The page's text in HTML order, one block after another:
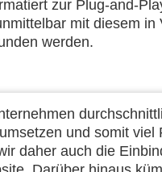
zur Plug-and-
mit diesem
werden.
und somit viel
daher auch die